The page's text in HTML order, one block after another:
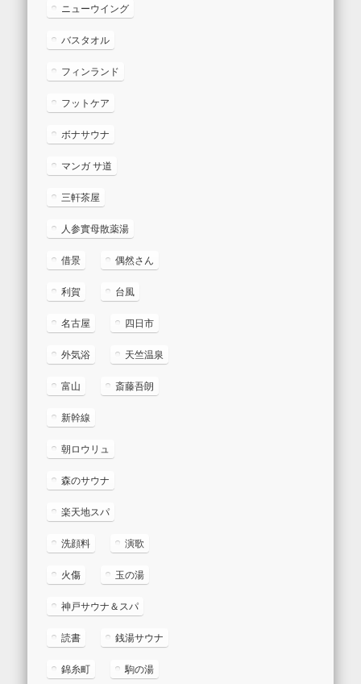
ニューウイング
バスタオル
フィンランド
フットケア
ボナサウナ
マンガ サ道
三軒茶屋
人参實母散薬湯
借景 偶然さん
利賀 台風
名古屋 四日市
外気浴 天竺温泉
富山 斎藤吾朗
新幹線
朝ロウリュ
森のサウナ
楽天地スパ
洗顔料 演歌
火傷 玉の湯
神戸サウナ＆スパ
読書 銭湯サウナ
錦糸町 駒の湯